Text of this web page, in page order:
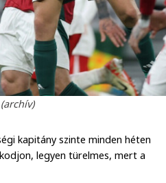
kapitány szinte minden héten
legyen türelmes, mert a